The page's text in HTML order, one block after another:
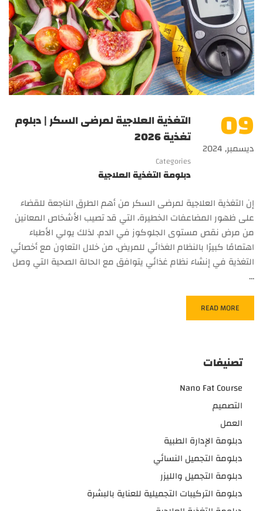
09
ديسمبر, 2024
التغذية العلاجية لمرضى السكر | دبلوم
تغذية 2026
Categories
دبلومة التغذية العلاجية
إن التغذية العلاجية لمرضى السكر من أهم الطرق الناجعة للقضاء
على ظهور المضاعفات الخطيرة، التي قد تصيب الأشخاص المعانين
من مرض نقص مستوى الجلوكوز في الدم. لذلك يولي الأطباء
اهتمامًا كبيرًا بالنظام الغذائي للمريض، من خلال التعاون مع أخصائي
التغذية في إنشاء نظام غذائي يتوافق مع الحالة الصحية التي وصل
…
READ MORE
تصنيفات
Nano Fat Course
التصميم
العمل
دبلومة الإدارة الطبية
دبلومة التجميل النسائي
دبلومة التجميل والليزر
دبلومة التركيبات التجميلية للعناية بالبشرة